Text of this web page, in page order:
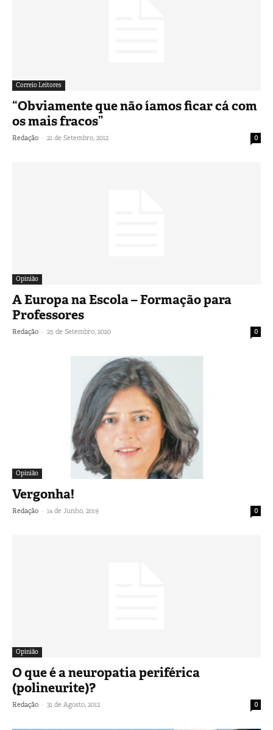
Correio Leitores
“Obviamente que não íamos ficar cá com
os mais fracos”
Redação - 21 de Setembro, 2012 0
Opinião
A Europa na Escola – Formação para
Professores
Redação - 25 de Setembro, 2020 0
Opinião
Vergonha!
Redação - 14 de Junho, 2019 0
Opinião
O que é a neuropatia periférica
(polineurite)?
Redação - 31 de Agosto, 2012 0